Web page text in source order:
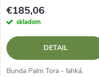
€185,06
skladom
DETAIL
Bunda Palm Tora - ľahká,